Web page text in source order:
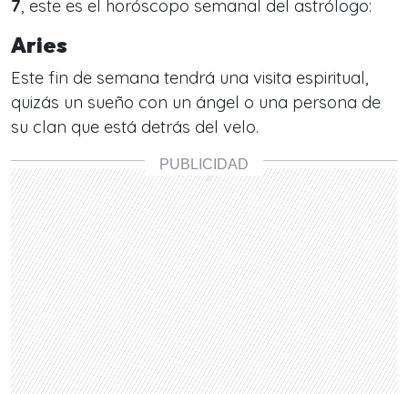
7, este es el horóscopo semanal del astrólogo:
Aries
Este fin de semana tendrá una visita espiritual,
quizás un sueño con un ángel o una persona de
su clan que está detrás del velo.